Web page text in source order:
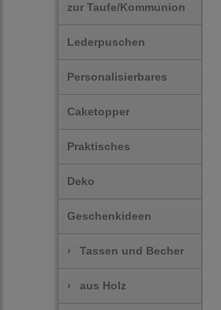
zur Taufe/Kommunion
Lederpuschen
Personalisierbares
Caketopper
Praktisches
Deko
Geschenkideen
› Tassen und Becher
› aus Holz